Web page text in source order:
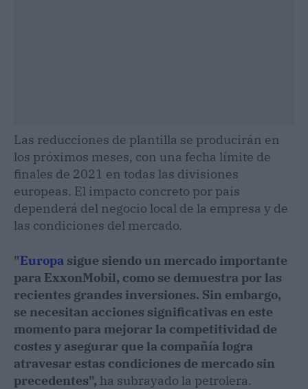
Las reducciones de plantilla se producirán en
los próximos meses, con una fecha límite de
finales de 2021 en todas las divisiones
europeas. El impacto concreto por país
dependerá del negocio local de la empresa y de
las condiciones del mercado.
"Europa sigue siendo un mercado importante
para ExxonMobil, como se demuestra por las
recientes grandes inversiones. Sin embargo,
se necesitan acciones significativas en este
momento para mejorar la competitividad de
costes y asegurar que la compañía logra
atravesar estas condiciones de mercado sin
precedentes", ha subrayado la petrolera.